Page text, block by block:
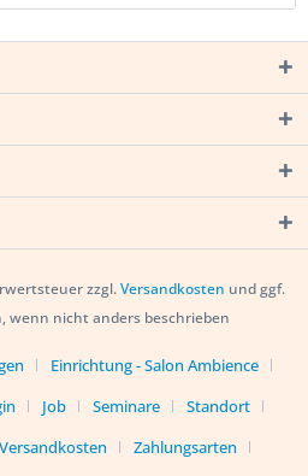
zzgl.Versandkosten und ggf.
wenn nicht anders beschrieben
Einrichtung - Salon Ambience
Job Seminare
Standort
Versandkosten Zahlungsarten